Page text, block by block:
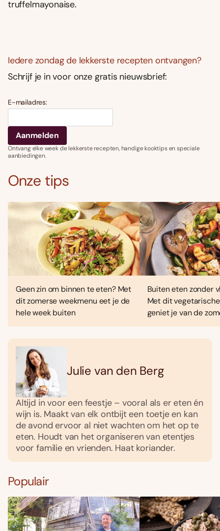
truffelmayonaise.
Iedere zondag de lekkerste recepten ontvangen?
Schrijf je in voor onze gratis nieuwsbrief:
E-mailadres:
Ontvang elke week de lekkerste recepten, handige kooktips en speciale
aanbiedingen.
Onze tips
Geen zin om binnen te eten? Met
dit zomerse weekmenu eet je de
hele week buiten
Buiten eten zonder
Met dit
geniet je van de
Julie van den Berg
Altijd in voor een feestje – vooral als er eten én
wijn is. Maakt van elk ontbijt een toetje en kan
de avond ervoor al niet wachten om het op te
eten. Houdt van het organiseren van etentjes
voor familie en vrienden. Haat koriander.
Populair